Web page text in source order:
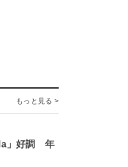
もっと見る >
」好調 年